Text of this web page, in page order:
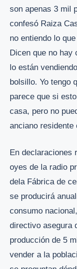
son apenas 3 mil
confesó Raiza
no entiendo lo
Dicen que no hay
lo están
bolsillo. Yo tengo
parece que si
casa, pero no
anciano residente
En declaraciones
oyes de la radio
dela Fábrica de
se producirá
consumo
directivo asegura
producción de 5
vender a la